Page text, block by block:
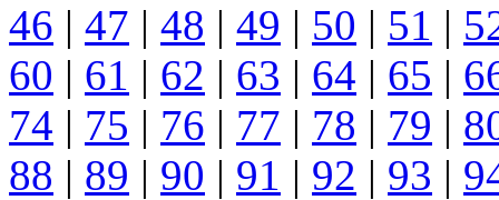
46 | 47 | 48 | 49 | 50 | 51 |
60 | 61 | 62 | 63 | 64 | 65 |
74 | 75 | 76 | 77 | 78 | 79 |
88 | 89 | 90 | 91 | 92 | 93 |